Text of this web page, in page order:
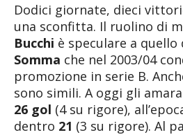
Dodici giornate, dieci
una sconfitta. Il ruolino di
Bucchi è speculare a quello
Somma che nel 2003/04
promozione in serie B.
sono simili. A oggi gli
26 gol (4 su rigore),
dentro 21 (3 su rigore). Al